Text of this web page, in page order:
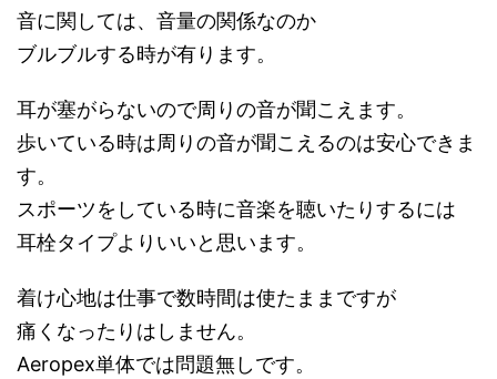
音に関しては、音量の関係なのか
ブルブルする時が有ります。
耳が塞がらないので周りの音が聞こえます。
歩いている時は周りの音が聞こえるのは安心できま
す。
スポーツをしている時に音楽を聴いたりするには
耳栓タイプよりいいと思います。
着け心地は仕事で数時間は使たままですが
痛くなったりはしません。
Aeropex単体では問題無しです。